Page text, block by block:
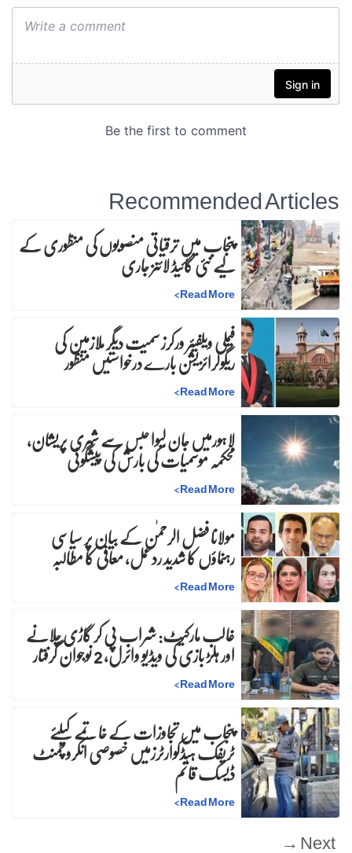
Recommended Articles
پنجاب میں ترقیاتی منصوبوں کی منظوری کے
لیے نئی گائیڈ لائنز جاری
Read More
>
فیملی ویلفیئر ورکرز سمیت دیگر ملازمین کی
ریگولرائزیشن بارے درخواستیں منظور
Read More
>
لاہورمیں جان لیوا حبس سے شہری پریشان،
محکمہ موسمیات کی بارش کی پیشگوئی
Read More
>
مولانا فضل الرحمٰن کے بیان پر سیاسی
رہنماؤں کا شدید ردعمل، معافی کا مطالبہ
Read More
>
غالب مارکیٹ: شراب پی کر گاڑی چلانے
اور ہلڑ بازی کی ویڈیو وائرل، 2 نوجوان گرفتار
Read More
>
پنجاب میں تجاوزات کے خاتمے کیلئے
ٹریفک ہیڈکوارٹرزمیں خصوصی انکروچمنٹ
ڈیسک قائم
Read More
>
Next →